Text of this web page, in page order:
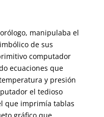
manipulaba el
de sus
com­putador
ecuaciones que
y presión
el tedioso
que imprimía tablas